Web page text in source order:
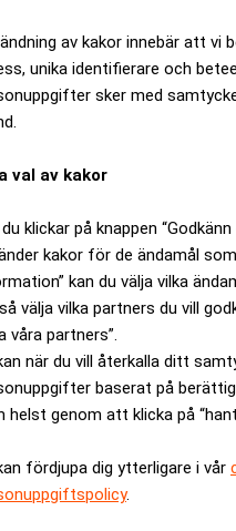
av kakor innebär att vi
unika identifierare och
sker med
val av kakor
klickar på knappen
kakor för de ändamål
kan du välja vilka
välja vilka partners du vill
våra partners”.
när du vill återkalla ditt
baserat på
helst genom att klicka på
fördjupa dig ytterligare i vår
.
marknadspraxis för